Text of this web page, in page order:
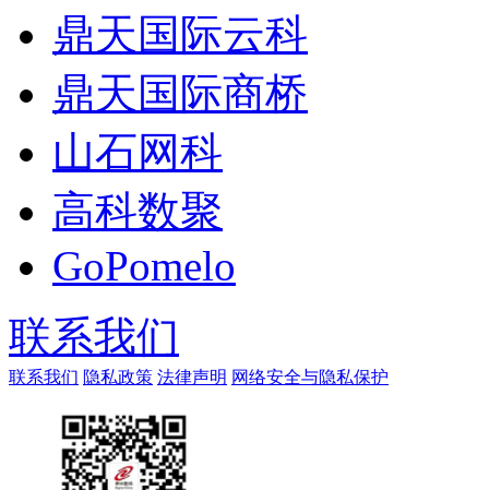
鼎天国际云科
鼎天国际商桥
山石网科
高科数聚
GoPomelo
联系我们
联系我们 隐私政策 法律声明 网络安全与隐私保护